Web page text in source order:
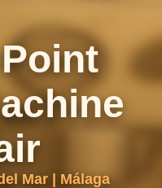
Mar | Málaga